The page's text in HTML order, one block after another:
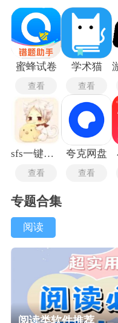
蜜蜂试卷
查看
学术猫
查看
sfs一键汉化
查看
夸克网盘
查看
专题合集
阅读
阅读类软件推荐